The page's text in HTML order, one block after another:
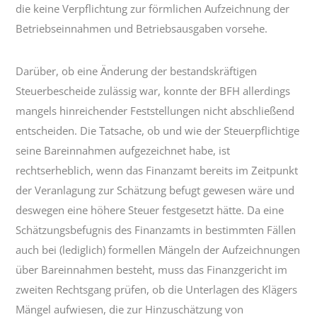
die keine Verpflichtung zur förmlichen Aufzeichnung der
Betriebseinnahmen und Betriebsausgaben vorsehe.
Darüber, ob eine Änderung der bestandskräftigen
Steuerbescheide zulässig war, konnte der BFH allerdings
mangels hinreichender Feststellungen nicht abschließend
entscheiden. Die Tatsache, ob und wie der Steuerpflichtige
seine Bareinnahmen aufgezeichnet habe, ist
rechtserheblich, wenn das Finanzamt bereits im Zeitpunkt
der Veranlagung zur Schätzung befugt gewesen wäre und
deswegen eine höhere Steuer festgesetzt hätte. Da eine
Schätzungsbefugnis des Finanzamts in bestimmten Fällen
auch bei (lediglich) formellen Mängeln der Aufzeichnungen
über Bareinnahmen besteht, muss das Finanzgericht im
zweiten Rechtsgang prüfen, ob die Unterlagen des Klägers
Mängel aufwiesen, die zur Hinzuschätzung von